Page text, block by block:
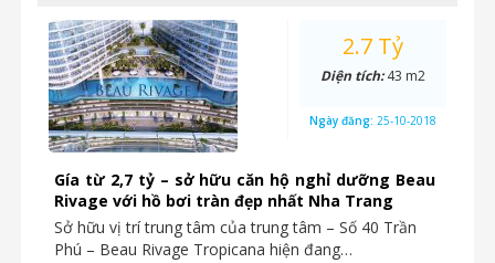
Gía từ 2,7 tỷ – sở hữu căn hộ nghỉ dưỡng Beau
Rivage với hồ bơi tràn đẹp nhất Nha Trang
Sở hữu vị trí trung tâm của trung tâm – Số 40 Trần
Phú – Beau Rivage Tropicana hiện đang…
2.7 Tỷ
Diện tích:43 m2
Ngày đăng: 25-10-2018